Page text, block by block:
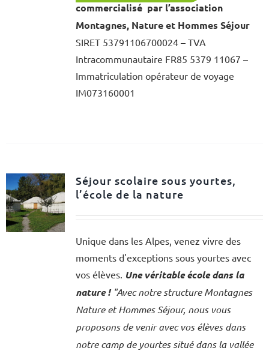
commercialisé par l’association
Montagnes, Nature et Hommes Séjour
SIRET 53791106700024 – TVA
Intracommunautaire FR85 5379 11067 –
Immatriculation opérateur de voyage
IM073160001
Séjour scolaire sous yourtes,
l’école de la nature
Unique dans les Alpes, venez vivre des
moments d'exceptions sous yourtes avec
vos élèves. Une véritable école dans la
nature ! "Avec notre structure Montagnes
Nature et Hommes Séjour, nous vous
proposons de venir avec vos élèves dans
notre camp de yourtes situé dans la vallée